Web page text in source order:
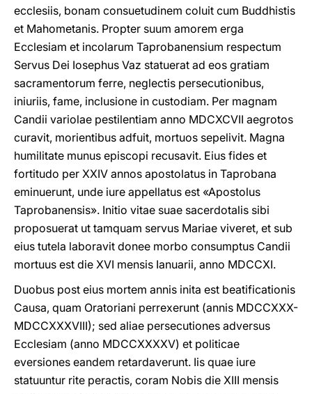
ecclesiis, bonam consuetudinem coluit cum Buddhistis
et Mahometanis. Propter suum amorem erga
Ecclesiam et incolarum Taprobanensium respectum
Servus Dei Iosephus Vaz statuerat ad eos gratiam
sacramentorum ferre, neglectis persecutionibus,
iniuriis, fame, inclusione in custodiam. Per magnam
Candii variolae pestilentiam anno MDCXCVII aegrotos
curavit, morientibus adfuit, mortuos sepelivit. Magna
humilitate munus episcopi recusavit. Eius fides et
fortitudo per XXIV annos apostolatus in Taprobana
eminuerunt, unde iure appellatus est «Apostolus
Taprobanensis». Initio vitae suae sacerdotalis sibi
proposuerat ut tamquam servus Mariae viveret, et sub
eius tutela laboravit donee morbo consumptus Candii
mortuus est die XVI mensis Ianuarii, anno MDCCXI.
Duobus post eius mortem annis inita est beatificationis
Causa, quam Oratoriani perrexerunt (annis MDCCXXX-
MDCCXXXVIII); sed aliae persecutiones adversus
Ecclesiam (anno MDCCXXXXV) et politicae
eversiones eandem retardaverunt. Iis quae iure
statuuntur rite peractis, coram Nobis die XIII mensis